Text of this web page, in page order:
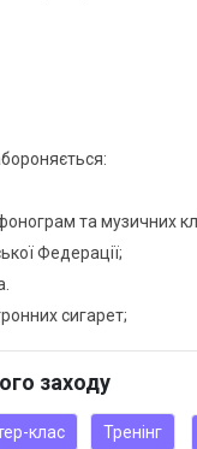
та музичних
Федерації;
сигарет;
заходу
клас Тренінг